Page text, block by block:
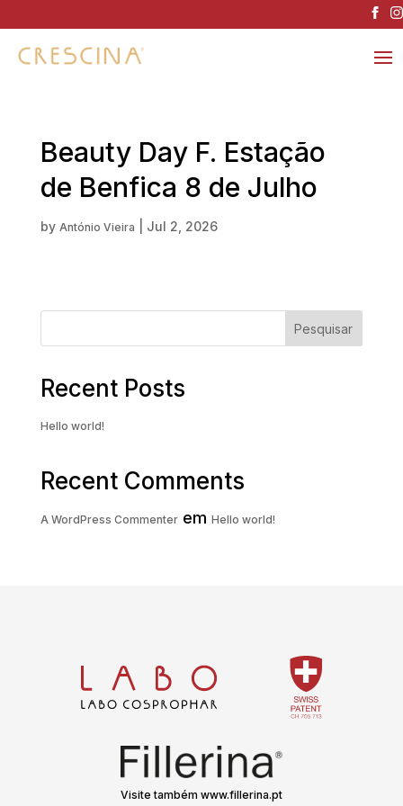
Beauty Day F. Estação
de Benfica 8 de Julho
by António Vieira Jul 2, 2026
Pesquisar
Recent Posts
Hello world!
Recent Comments
A WordPress Commenterem Hello world!
Visite também www.fillerina.pt